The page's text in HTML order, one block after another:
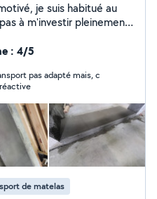
je suis habitué au
à m'investir pleinement
tâches et travailler avec
(mention bien) ainsi
en camion,
de colis délicats et
Je peux
dépannages en
avec un sous-traitant
et un excellent
: 4/5
pas adapté mais, c
de matelas